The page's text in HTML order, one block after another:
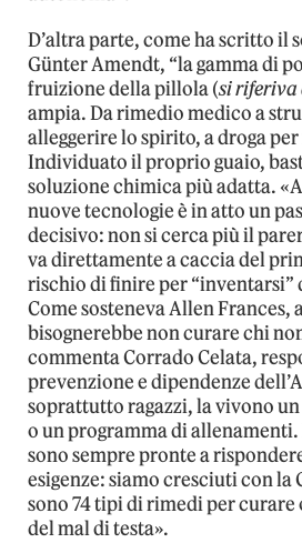
D’altra parte, come ha scritto il
Günter Amendt, “la gamma di
fruizione della pillola (si riferiva
ampia. Da rimedio medico a
alleggerire lo spirito, a droga
Individuato il proprio guaio,
soluzione chimica più adatta.
nuove tecnologie è in atto un
decisivo: non si cerca più il
va direttamente a caccia del
rischio di finire per “inventarsi”
Come sosteneva Allen Frances,
bisognerebbe non curare chi
commenta Corrado Celata,
prevenzione e dipendenze
soprattutto ragazzi, la vivono un
o un programma di allenamenti.
sono sempre pronte a
esigenze: siamo cresciuti con la
sono 74 tipi di rimedi per curare
del mal di testa».